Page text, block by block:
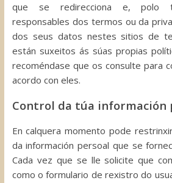
que se redirecciona e, polo
responsables dos termos ou da
dos seus datos nestes sitios de
están suxeitos ás súas propias
recoméndase que os consulte para
acordo con eles.
Control da túa información
En calquera momento pode
da información persoal que se
Cada vez que se lle solicite que
como o formulario de rexistro do